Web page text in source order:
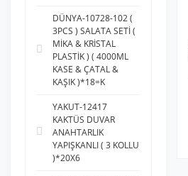
DÜNYA-10728-102 (
3PCS ) SALATA SETİ (
MİKA & KRİSTAL
PLASTİK ) ( 4000ML
KASE & ÇATAL &
KAŞIK )*18=K
YAKUT-12417
KAKTÜS DUVAR
ANAHTARLIK
YAPIŞKANLI ( 3 KOLLU
)*20X6